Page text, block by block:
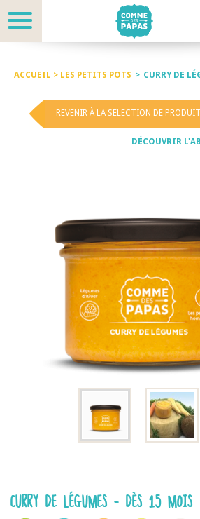
ACCUEIL > LES PETITS POTS > CURRY DE
REVENIR À LA SELECTION DE
DÉCOUVRIR
CURRY DE LÉGUMES - DÈS 15 MOIS